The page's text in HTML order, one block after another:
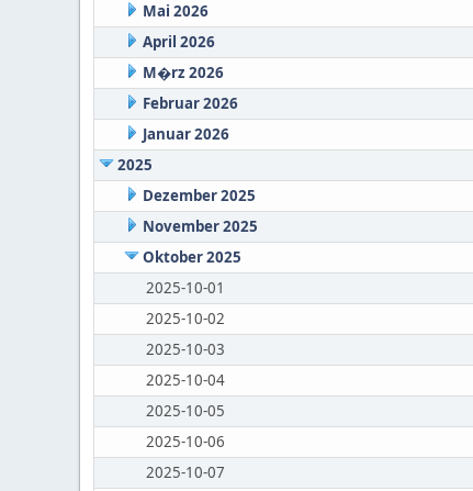
Mai 2026
April 2026
M�rz 2026
Februar 2026
Januar 2026
2025
Dezember 2025
November 2025
Oktober 2025
2025-10-01
2025-10-02
2025-10-03
2025-10-04
2025-10-05
2025-10-06
2025-10-07